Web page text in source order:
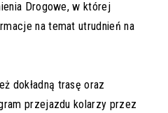
Drogowe, w której
na temat utrudnień na
dokładną trasę oraz
przejazdu kolarzy przez